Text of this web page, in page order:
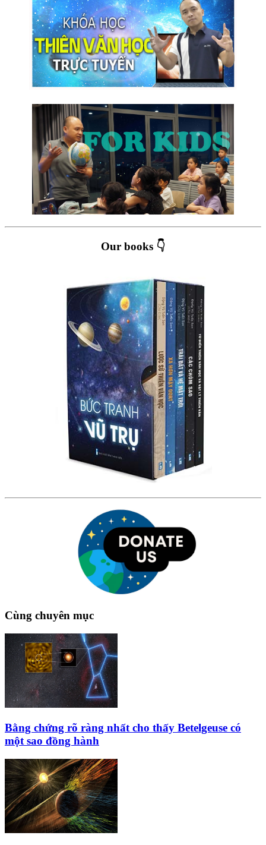
Our books 👇
Cùng chuyên mục
Bằng chứng rõ ràng nhất cho thấy Betelgeuse có
một sao đồng hành